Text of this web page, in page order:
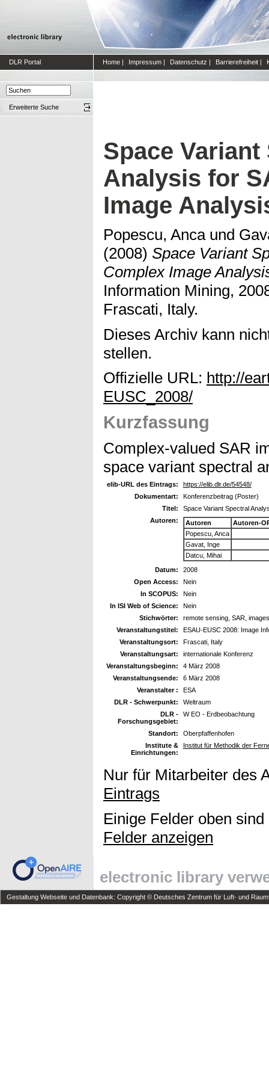
DLR Portal Home | Impressum | Datenschutz | Barrierefreiheit |
Erweiterte Suche
Space Variant
Analysis for
Image
Popescu, Ancaund
(2008) Space Variant
Complex Image
Information Mining,
Frascati, Italy.
Dieses Archiv kann
stellen.
Offizielle URL: http://
EUSC_2008/
Kurzfassung
Complex-valued SAR
space variant spectral
elib-URL des Eintrags:
https://elib.dlr.de/54548/
Dokumentart:
Konferenzbeitrag (Poster)
Titel:
Space Variant Spectral
Autoren:
Autoren
Autoren-
Popescu, Anca
Gavat, Inge
Datcu, Mihai
Datum:
2008
Open Access:
Nein
In SCOPUS:
Nein
In ISI Web of Science:
Nein
Stichwörter:
remote sensing, SAR,
Veranstaltungstitel:
ESAU-EUSC 2008: Image
Veranstaltungsort:
Frascati, Italy
Veranstaltungsart:
internationale Konferenz
Veranstaltungsbeginn:
4 März 2008
Veranstaltungsende:
6 März 2008
Veranstalter :
ESA
DLR - Schwerpunkt:
Weltraum
DLR -
Forschungsgebiet:
W EO - Erdbeobachtung
Standort:
Oberpfaffenhofen
Institute &
Einrichtungen:
Institut für Methodik der
Nur für Mitarbeiter des
Eintrags
Einige Felder oben
Felder anzeigen
electronic library
Gestaltung Webseite und Datenbank: Copyright © Deutsches Zentrum für Luft- und